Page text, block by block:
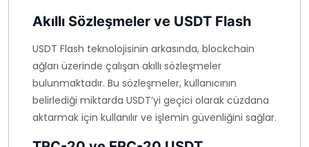
Akıllı Sözleşmeler ve USDT Flash
USDT Flash teknolojisinin arkasında, blockchain
ağları üzerinde çalışan akıllı sözleşmeler
bulunmaktadır. Bu sözleşmeler, kullanıcının
belirlediği miktarda USDT’yi geçici olarak cüzdana
aktarmak için kullanılır ve işlemin güvenliğini sağlar.